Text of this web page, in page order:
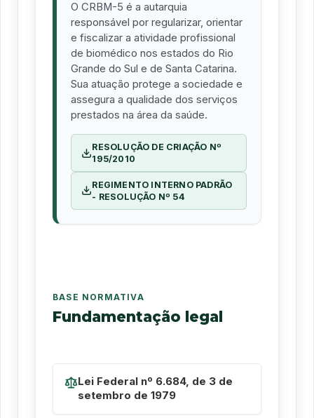
O CRBM-5 é a autarquia
responsável por regularizar, orientar
e fiscalizar a atividade profissional
de biomédico nos estados do Rio
Grande do Sul e de Santa Catarina.
Sua atuação protege a sociedade e
assegura a qualidade dos serviços
prestados na área da saúde.
RESOLUÇÃO DE CRIAÇÃO Nº
195/2010
REGIMENTO INTERNO PADRÃO
- RESOLUÇÃO Nº 54
BASE NORMATIVA
Fundamentação legal
Lei Federal nº 6.684, de 3 de
setembro de 1979